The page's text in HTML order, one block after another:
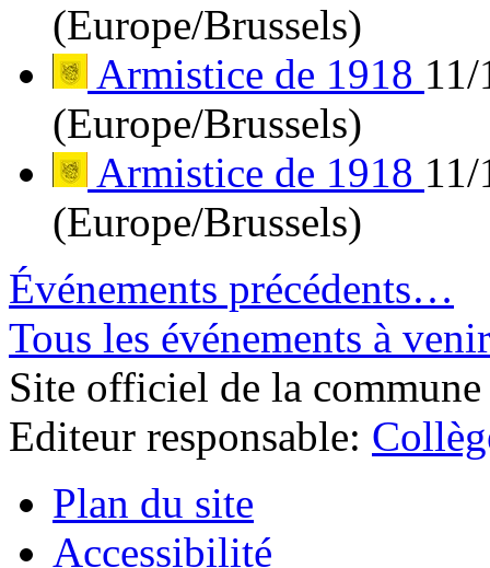
(Europe/Brussels)
Armistice de 1918
(Europe/Brussels)
Armistice de 1918
(Europe/Brussels)
Événements précédents…
Tous les événements à
Site officiel de la
Editeur responsable:
Plan du site
Accessibilité